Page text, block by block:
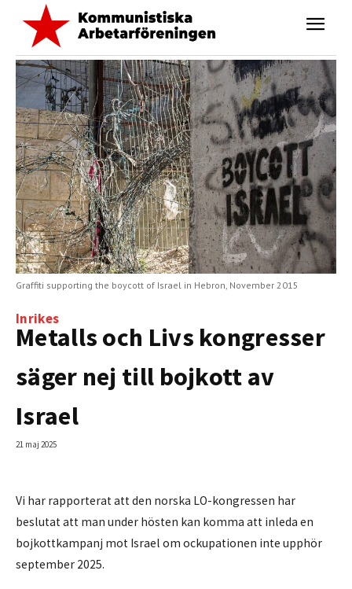
Graffiti supporting the boycott of Israel in Hebron, November 2015
Inrikes
Metalls och Livs kongresser
säger nej till bojkott av
Israel
21 maj 2025
Vi har rapporterat att den norska LO-kongressen har
beslutat att man under hösten kan komma att inleda en
bojkottkampanj mot Israel om ockupationen inte upphör
september 2025.